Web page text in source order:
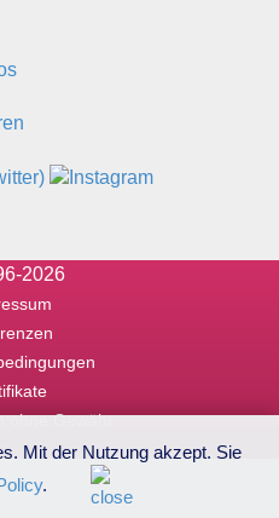
2026
ohne Gewähr
Mit der Nutzung akzept. Sie
.